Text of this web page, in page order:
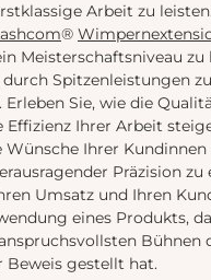
Arbeit zu
®
Meisterschaftsniveau zu
Spitzenleistungen zu
Erleben Sie, wie die
Effizienz Ihrer Arbeit
Wünsche Ihrer Kundinnen
Präzision zu
Umsatz und Ihren
eines Produkts,
Bühnen
Beweis gestellt hat.